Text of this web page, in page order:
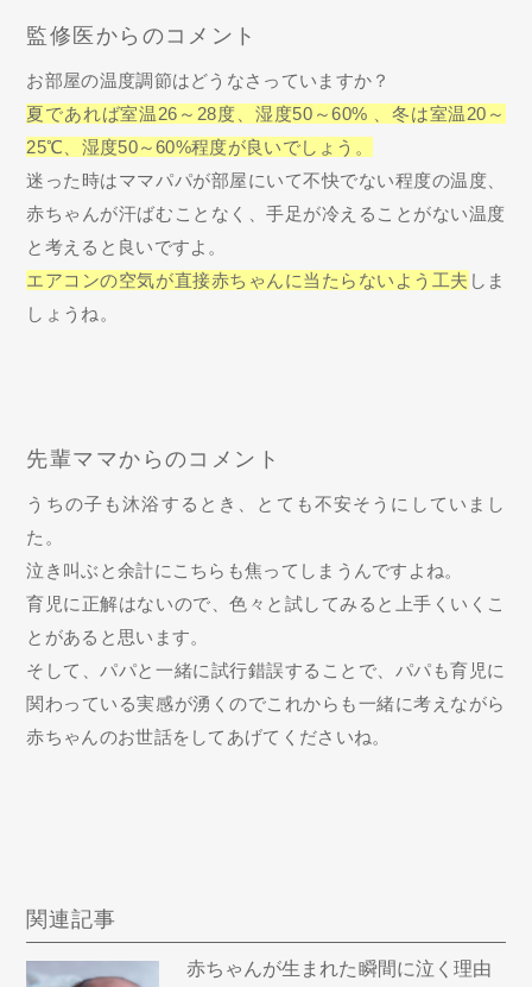
監修医からのコメント
お部屋の温度調節はどうなさっていますか？
夏であれば室温26～28度、湿度50～60% 、冬は室温20～
25℃、湿度50～60%程度が良いでしょう。
迷った時はママパパが部屋にいて不快でない程度の温度、
赤ちゃんが汗ばむことなく、手足が冷えることがない温度
と考えると良いですよ。
エアコンの空気が直接赤ちゃんに当たらないよう工夫 しま
しょうね。
先輩ママからのコメント
うちの子も沐浴するとき、とても不安そうにしていまし
た。
泣き叫ぶと余計にこちらも焦ってしまうんですよね。
育児に正解はないので、色々と試してみると上手くいくこ
とがあると思います。
そして、パパと一緒に試行錯誤することで、パパも育児に
関わっている実感が湧くのでこれからも一緒に考えながら
赤ちゃんのお世話をしてあげてくださいね。
関連記事
赤ちゃんが生まれた瞬間に泣く理由